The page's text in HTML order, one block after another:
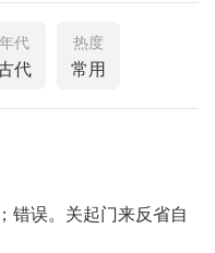
年代
代
热度
常用
错误。关起门来反省自